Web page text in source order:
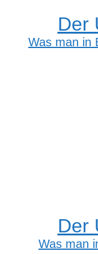
Der
Was man in
Der
Was man